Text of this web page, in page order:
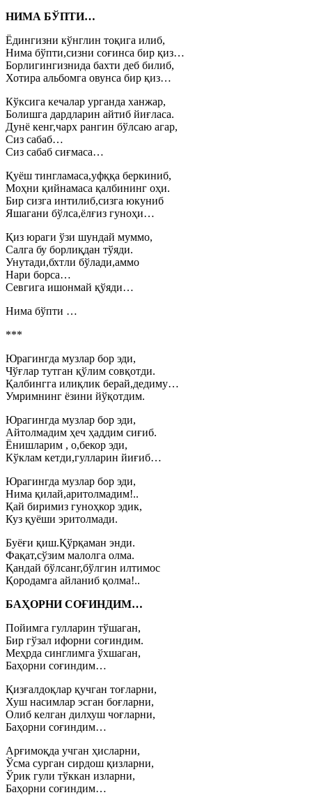
НИМА БЎПТИ…
Ёдингизни кўнглин тоқига илиб,
Нима бўпти,сизни соғинса бир қиз…
Борлигингизнида бахти деб билиб,
Хотира альбомга овунса бир қиз…
Кўксига кечалар урганда ханжар,
Болишга дардларин айтиб йиғласа.
Дунё кенг,чарх рангин бўлсаю агар,
Сиз сабаб…
Сиз сабаб сиғмаса…
Қуёш тингламаса,уфққа беркиниб,
Моҳни қийнамаса қалбининг оҳи.
Бир сизга интилиб,сизга юкуниб
Яшагани бўлса,ёлғиз гуноҳи…
Қиз юраги ўзи шундай муммо,
Салга бу борлиқдан тўяди.
Унутади,бхтли бўлади,аммо
Нари борса…
Севгига ишонмай қўяди…
Нима бўпти …
***
Юрагингда музлар бор эди,
Чўғлар тутган қўлим совқотди.
Қалбингга илиқлик берай,дедиму…
Умримнинг ёзини йўқотдим.
Юрагингда музлар бор эди,
Айтолмадим ҳеч ҳаддим сиғиб.
Ёнишларим , о,бекор эди,
Кўклам кетди,гулларин йиғиб…
Юрагингда музлар бор эди,
Нима қилай,аритолмадим!..
Қай биримиз гуноҳкор эдик,
Куз қуёши эритолмади.
Буёғи қиш.Қўрқаман энди.
Фақат,сўзим малолга олма.
Қандай бўлсанг,бўлгин илтимос
Қородамга айланиб қолма!..
БАҲОРНИ СОҒИНДИМ…
Пойимга гулларин тўшаган,
Бир гўзал ифорни соғиндим.
Меҳрда синглимга ўхшаган,
Баҳорни соғиндим…
Қизғалдоқлар қучган тоғларни,
Хуш насимлар эсган боғларни,
Олиб келган дилхуш чоғларни,
Баҳорни соғиндим…
Арғимоқда учган ҳисларни,
Ўсма сурган сирдош қизларни,
Ўрик гули тўккан изларни,
Баҳорни соғиндим…